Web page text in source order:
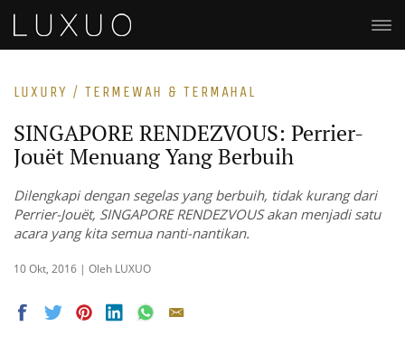
LUXURY / TERMEWAH & TERMAHAL
SINGAPORE RENDEZVOUS: Perrier-
Jouët Menuang Yang Berbuih
Dilengkapi dengan segelas yang berbuih, tidak kurang dari
Perrier-Jouët, SINGAPORE RENDEZVOUS akan menjadi satu
acara yang kita semua nanti-nantikan.
10 Okt, 2016 | Oleh LUXUO